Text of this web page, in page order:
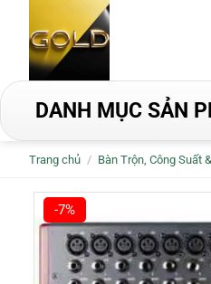
dung
DANH MỤC SẢN
Trang chủ / Bàn Trộn, Công Suất
-7%